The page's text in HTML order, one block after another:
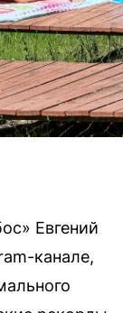
Евгений
канале,